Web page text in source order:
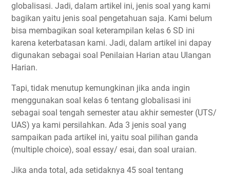
globalisasi. Jadi, dalam artikel ini, jenis soal yang kami
bagikan yaitu jenis soal pengetahuan saja. Kami belum
bisa membagikan soal keterampilan kelas 6 SD ini
karena keterbatasan kami. Jadi, dalam artikel ini dapay
digunakan sebagai soal Penilaian Harian atau Ulangan
Harian.
Tapi, tidak menutup kemungkinan jika anda ingin
menggunakan soal kelas 6 tentang globalisasi ini
sebagai soal tengah semester atau akhir semester (UTS/
UAS) ya kami persilahkan. Ada 3 jenis soal yang
sampaikan pada artikel ini, yaitu soal pilihan ganda
(multiple choice), soal essay/ esai, dan soal uraian.
Jika anda total, ada setidaknya 45 soal tentang